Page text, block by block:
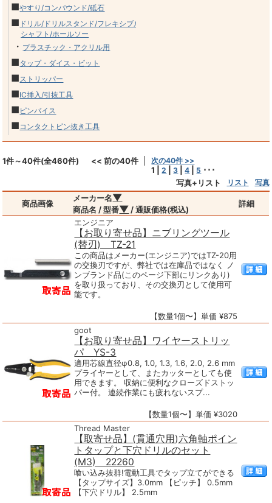
■やすり/コンパウンド/砥石
■ ドリル/ドリルスタンド/フレキシブル
シャフト/ホールソー
・ プラスチック・アクリル用
■タップ・ダイス・ビット
■ストリッパー
■IC挿入/引抜工具
■ ピンバイス
■コンタクトピン抜き工具
1件～40件(全460件) << 前の40件 次の40件 >>
1 |2 |3 |4 5 ･･･
写真+リスト
リスト 写真
商品画像
メーカー名▼
商品名 / 型番▼ / 通販価格(税込)
詳細
エンジニア
【お取り寄せ品】ニブリングツール
(替刃) TZ-21
この商品はメーカー(エンジニア)ではTZ-20用
の交換刃ですが、弊社では在庫品ではなく ノ
ンブランド品(このページ下部にリンクあり)
を取り扱っており、その交換刃として使用可
能です。
【数量1個〜】単価 ¥875
goot
【お取り寄せ品】ワイヤーストリッ
パ YS-3
適用芯線直径φ0.8, 1.0, 1.3, 1.6, 2.0, 2.6 mm
プライヤーとして、またカッターとしても使
用できます。 収納に便利なクローズドストッ
パー付。 連続作業にも疲れないスプ...
【数量1個〜】単価 ¥3020
Thread Master
【取寄せ品】(貫通穴用)六角軸ポイン
トタップと下穴ドリルのセット
(M3) 22260
喰い込み抜群!電動工具でタップ立てができる
【タップサイズ】3.0mm 【ピッチ】 0.5mm
【下穴ドリル】 2.5mm